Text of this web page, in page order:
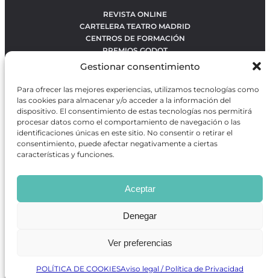
Gestionar consentimiento
Para ofrecer las mejores experiencias, utilizamos tecnologías como
las cookies para almacenar y/o acceder a la información del
dispositivo. El consentimiento de estas tecnologías nos permitirá
procesar datos como el comportamiento de navegación o las
identificaciones únicas en este sitio. No consentir o retirar el
consentimiento, puede afectar negativamente a ciertas
características y funciones.
Aceptar
Denegar
Ver preferencias
POLÍTICA DE COOKIESAviso legal / Política de Privacidad
REVISTA ONLINE
CARTELERA TEATRO MADRID
CENTROS DE FORMACIÓN
PREMIOS GODOT
CONTACTO
OBRAS MÁS VOTADAS
RANKING MEJORES OBRAS
BÚSQUEDA AVANZADA DE OBRAS
Revista GODOTes una revista independiente especializada
en información sobre artes escénicas de Madrid, gratuita y
que se distribuye en espacios escénicos, además de otros
puntos de interés turístico y de ocio de la capital.
Desarrollado por Precise Future